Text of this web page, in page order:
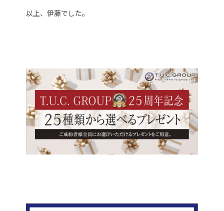
以上、伊藤でした。